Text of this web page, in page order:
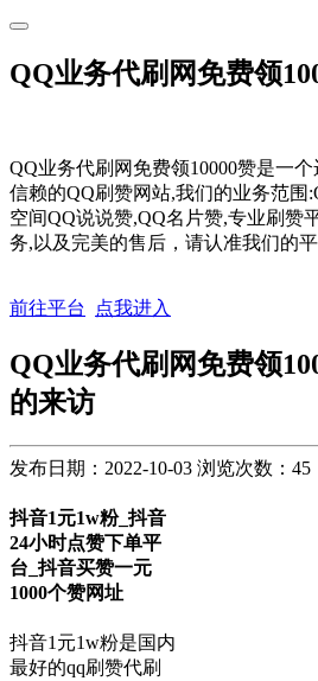
QQ业务代刷网免费领
QQ业务代刷网免费领10000赞是一
信赖的QQ刷赞网站,我们的业务范围
空间QQ说说赞,QQ名片赞,专业刷赞
务,以及完美的售后，请认准我们的平
前往平台 点我进入
QQ业务代刷网免费领
的来访
发布日期：2022-10-03 浏览次数： 45
抖音1元1w粉_抖音
24小时点赞下单平
台_抖音买赞一元
1000个赞网址
抖音1元1w粉是国内
最好的qq刷赞代刷